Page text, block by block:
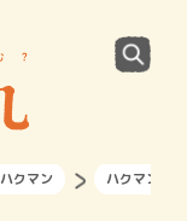
ハクマン ハクマン 部